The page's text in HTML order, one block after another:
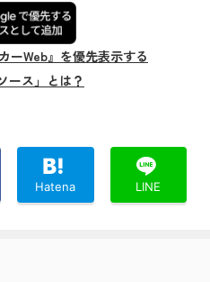
ーWeb』を優先表示する
ース」とは？
Hatena LINE